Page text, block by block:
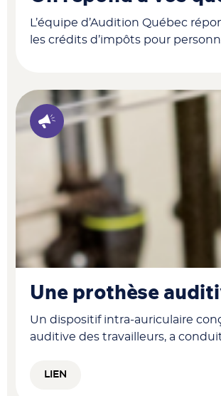
L’équipe d’Audition Québec
les crédits d’impôts pour
Une prothèse
Un dispositif intra-auriculaire
auditive des travailleurs, a
LIEN